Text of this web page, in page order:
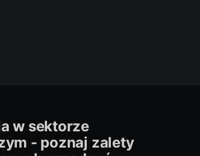
w sektorze
- poznaj zalety